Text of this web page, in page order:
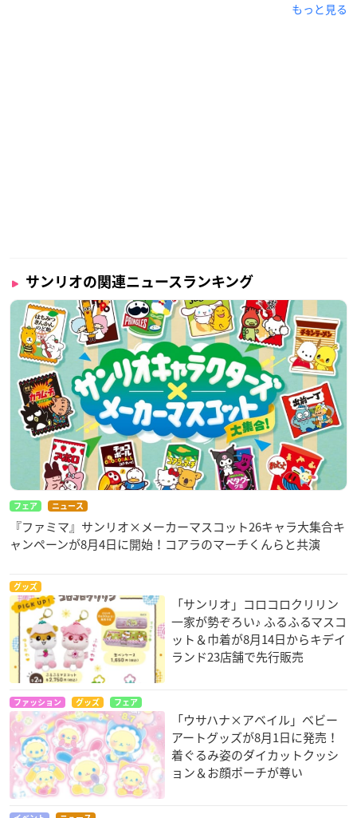
もっと見る
サンリオの関連ニュースランキング
フェア ニュース
『ファミマ』サンリオ×メーカーマスコット26キャラ大集合キ
ャンペーンが8月4日に開始！コアラのマーチくんらと共演
グッズ
「サンリオ」コロコロクリリン
一家が勢ぞろい♪ ふるふるマスコ
ット＆巾着が8月14日からキデイ
ランド23店舗で先行販売
ファッション グッズ フェア
「ウサハナ×アベイル」ベビー
アートグッズが8月1日に発売！
着ぐるみ姿のダイカットクッシ
ョン＆お顔ポーチが尊い